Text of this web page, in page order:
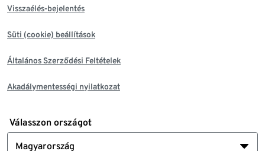
Visszaélés-bejelentés
Süti (cookie) beállítások
Általános Szerződési Feltételek
Akadálymentességi nyilatkozat
Válasszon országot
Magyarország